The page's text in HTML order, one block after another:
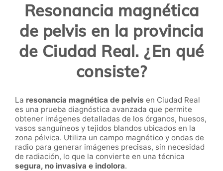
Resonancia magnética
de pelvis en la provincia
de Ciudad Real. ¿En qué
consiste?
La resonancia magnética de pelvis en Ciudad Real
es una prueba diagnóstica avanzada que permite
obtener imágenes detalladas de los órganos, huesos,
vasos sanguíneos y tejidos blandos ubicados en la
zona pélvica. Utiliza un campo magnético y ondas de
radio para generar imágenes precisas, sin necesidad
de radiación, lo que la convierte en una técnica
segura, no invasiva e indolora.